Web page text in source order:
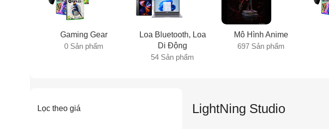
Gaming Gear
0 Sản phẩm
Loa Bluetooth, Loa
Di Động
54 Sản phẩm
Mô Hình Anime
697 Sản phẩm
Lọc theo giá LightNing Studio